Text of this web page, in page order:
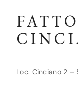
Loc. Cinciano 2 –